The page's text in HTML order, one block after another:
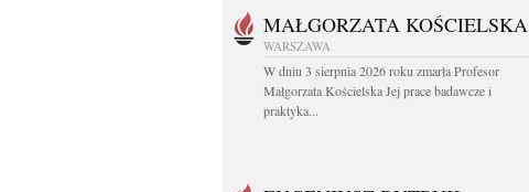
MAŁGORZATA KOŚCIELSKA
WARSZAWA
W dniu 3 sierpnia 2026 roku zmarła Profesor
Małgorzata Kościelska Jej prace badawcze i
praktyka...